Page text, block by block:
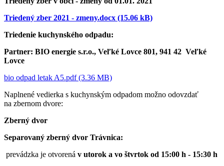
Triedený zber 2021 - zmeny.docx (15.06 kB)
Triedenie kuchynského odpadu:
Partner: BIO energie s.r.o., Veľké Lovce 801, 941 42 Veľké
Lovce
bio odpad letak A5.pdf (3.36 MB)
Naplnené vedierka s kuchynským odpadom možno odovzdať
na zbernom dvore:
Zberný dvor
Separovaný zberný dvor Trávnica:
prevádzka je otvorená v utorok a vo štvrtok od 15:00 h - 15:30 h